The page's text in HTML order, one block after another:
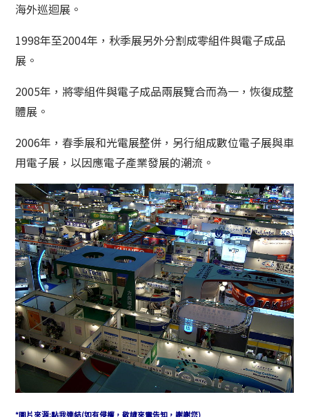
海外巡迴展。
1998年至2004年，秋季展另外分割成零組件與電子成品
展。
2005年，將零組件與電子成品兩展覽合而為一，恢復成整
體展。
2006年，春季展和光電展整併，另行組成數位電子展與車
用電子展，以因應電子產業發展的潮流。
*圖片來源:點我連結(如有侵權，敬請來電告知，謝謝您)